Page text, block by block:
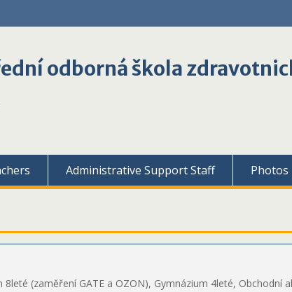
odborná škola
Administrative Support Staff Photos
(zaměření GATE a OZON), Gymnázium 4leté, Obchodní